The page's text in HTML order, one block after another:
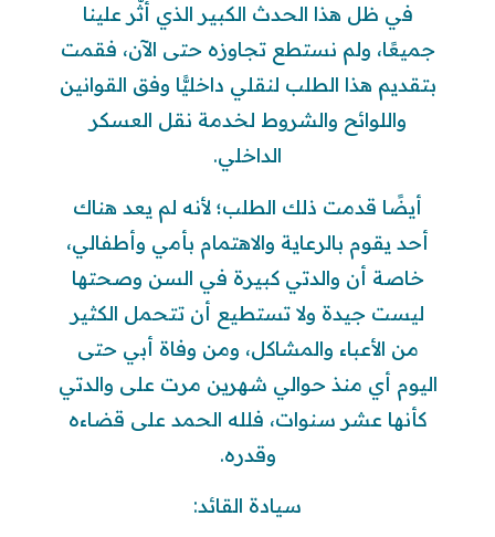
في ظل هذا الحدث الكبير الذي أثَّر علينا
جميعًا، ولم نستطع تجاوزه حتى الآن، فقمت
بتقديم هذا الطلب لنقلي داخليًّا وفق القوانين
واللوائح والشروط لخدمة نقل العسكر
الداخلي.
أيضًا قدمت ذلك الطلب؛ لأنه لم يعد هناك
أحد يقوم بالرعاية والاهتمام بأمي وأطفالي،
خاصة أن والدتي كبيرة في السن وصحتها
ليست جيدة ولا تستطيع أن تتحمل الكثير
من الأعباء والمشاكل، ومن وفاة أبي حتى
اليوم أي منذ حوالي شهرين مرت على والدتي
كأنها عشر سنوات، فلله الحمد على قضاءه
وقدره.
سيادة القائد: